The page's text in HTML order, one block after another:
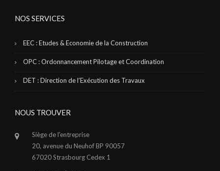
NOS SERVICES
EEC : Etudes & Economie de la Construction
OPC : Ordonnancement Pilotage et Coordination
DET : Direction de l’Exécution des Travaux
NOUS TROUVER
Siège de l'entreprise
20, avenue du Neuhof BP 90057
67020 Strasbourg Cedex 1